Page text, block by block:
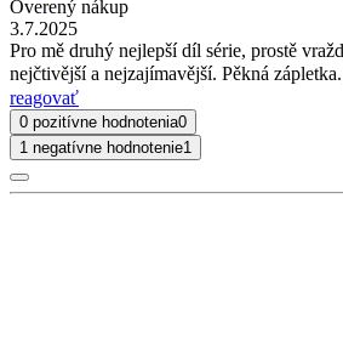
Overený nákup
3.7.2025
Pro mě druhý nejlepší díl série, prostě
nejčtivější a nejzajímavější. Pěkná zápletka.
reagovať
0 pozitívne hodnotenia0
1 negatívne hodnotenie1